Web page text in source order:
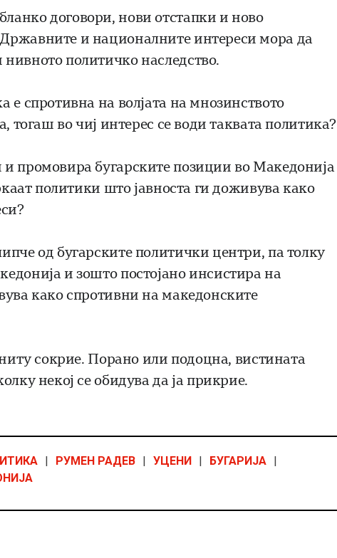
договори, нови отстапки и ново
и националните интереси мора да
политичко наследство.
е спротивна на волјата на мнозинството
тогаш во чиј интерес се води таквата политика?
промовира бугарските позиции во Македонија
политики што јавноста ги доживува како
од бугарските политички центри, па толку
и зошто постојано инсистира на
како спротивни на македонските
сокрие. Порано или подоцна, вистината
некој се обидува да ја прикрие.
| РУМЕН РАДЕВ | УЦЕНИ | БУГАРИЈА |